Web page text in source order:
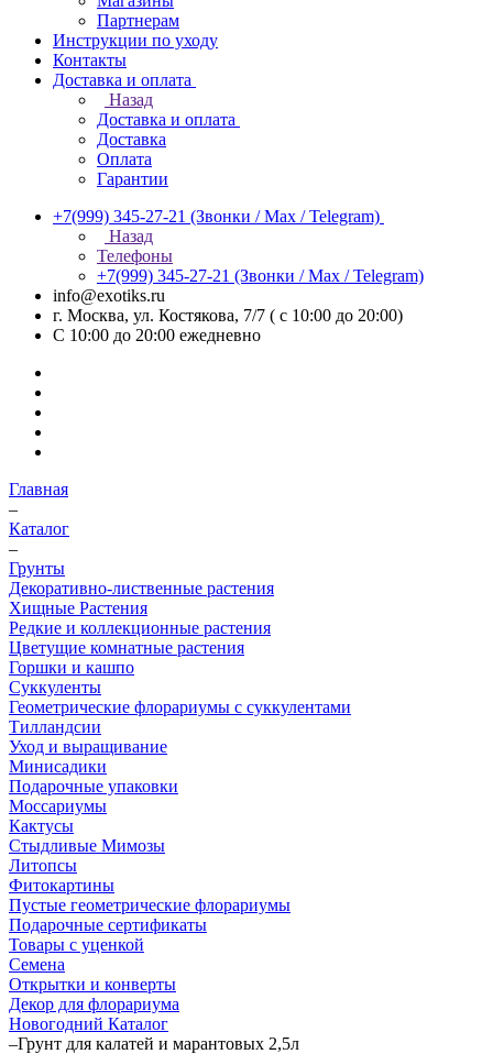
Партнерам
Инструкции по уходу
Контакты
Доставка и оплата
Назад
Доставка и оплата
Доставка
Оплата
Гарантии
+7(999) 345-27-21 (Звонки / Max / Telegram)
Назад
Телефоны
+7(999) 345-27-21 (Звонки / Max / Telegram)
info@exotiks.ru
г. Москва, ул. Костякова, 7/7 ( с 10:00 до 20:00)
С 10:00 до 20:00 ежедневно
Главная
–
Каталог
–
Грунты
Декоративно-лиственные растения
Хищные Растения
Редкие и коллекционные растения
Цветущие комнатные растения
Горшки и кашпо
Суккуленты
Геометрические флорариумы с суккулентами
Тилландсии
Уход и выращивание
Минисадики
Подарочные упаковки
Моссариумы
Кактусы
Стыдливые Мимозы
Литопсы
Фитокартины
Пустые геометрические флорариумы
Подарочные сертификаты
Товары с уценкой
Семена
Открытки и конверты
Декор для флорариума
Новогодний Каталог
–Грунт для калатей и марантовых 2,5л